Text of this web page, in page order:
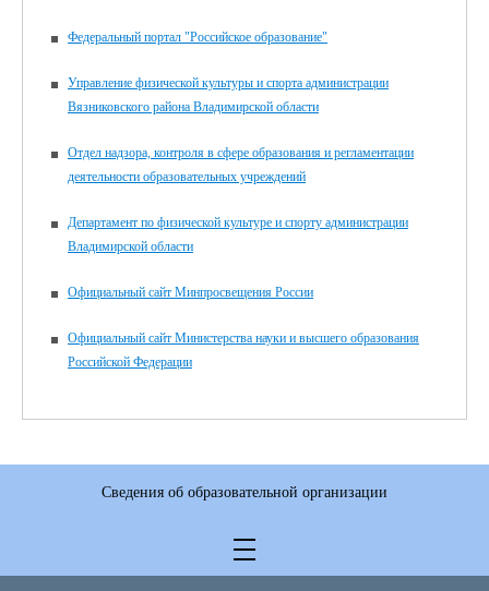
Федеральный портал "Российское образование"
Управление физической культуры и спорта администрации
Вязниковского района Владимирской области
Отдел надзора, контроля в сфере образования и регламентации
деятельности образовательных учреждений
Департамент по физической культуре и спорту администрации
Владимирской области
Официальный сайт Минпросвещения России
Официальный сайт Министерства науки и высшего образования
Российской Федерации
Сведения об образовательной организации